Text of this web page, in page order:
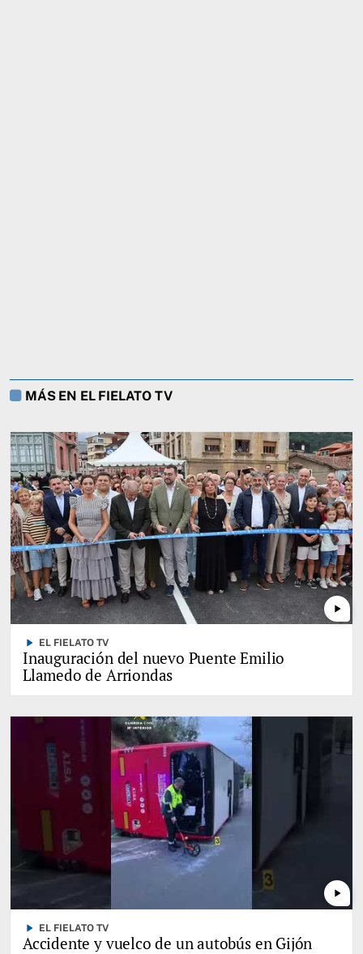
MÁS EN EL FIELATO TV
play_arrow
play_arrow EL FIELATO TV
Inauguración del nuevo Puente Emilio
Llamedo de Arriondas
play_arrow
play_arrow EL FIELATO TV
Accidente y vuelco de un autobús en Gijón